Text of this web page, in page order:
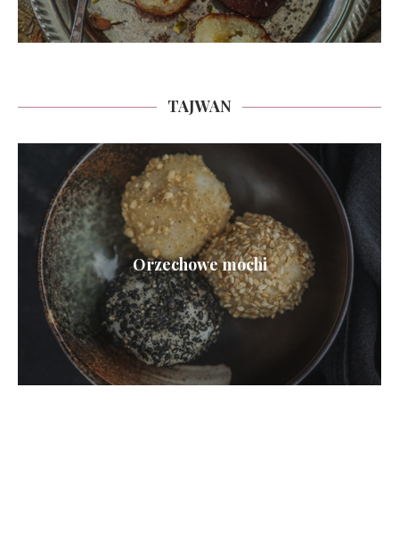
TAJWAN
Orzechowe mochi